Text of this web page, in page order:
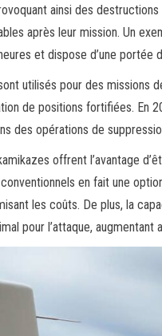
ainsi des
après leur mission. Un
et dispose d’une portée
utilisés pour des missions
de positions fortifiées. En
des opérations de
offrent l’avantage
en fait une
les coûts. De plus, la
pour l’attaque, augmentant